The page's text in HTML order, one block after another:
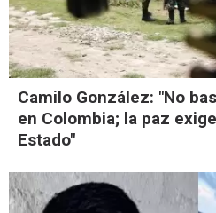
Camilo González: "No
en Colombia; la paz
Estado"